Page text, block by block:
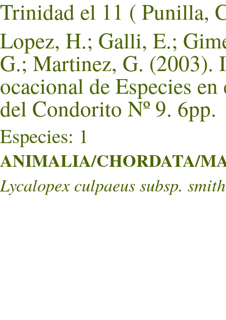
Trinidad el 11 ( Punilla,
Lopez, H.; Galli, E.;
G.; Martinez, G. (2003).
ocacional de Especies
del Condorito Nº 9. 6pp.
Especies: 1
ANIMALIA/CHORDATA/
Lycalopex culpaeus subsp.